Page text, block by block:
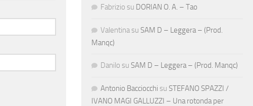
Fabrizio su DORIAN O. A. – Tao
Valentina su SAM D – Leggera – (Prod.
Manqc)
Danilo su SAM D – Leggera – (Prod. Manqc)
Antonio Bacciocchi su STEFANO SPAZZI /
IVANO MAGI GALLUZZI – Una rotonda per